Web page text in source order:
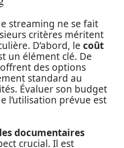
streaming ne se fait
critères méritent
D’abord, le coût
un élément clé. De
des options
standard au
Évaluer son budget
l’utilisation prévue est
documentaires
crucial. Il est